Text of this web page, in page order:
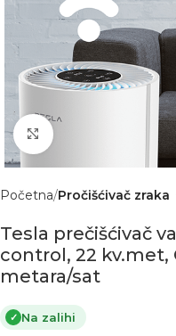
Click to enlarge
Početna Pročišćivač zraka
Tesla prečišćivač
control, 22 kv.met,
metara/sat
✓ Na zalihi